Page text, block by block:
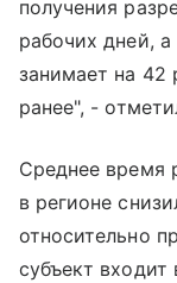
получения
рабочих дней,
занимает на 42
ранее", -
Среднее время
в регионе
относительно
субъект входит